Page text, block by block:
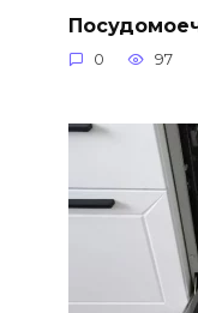
0 97